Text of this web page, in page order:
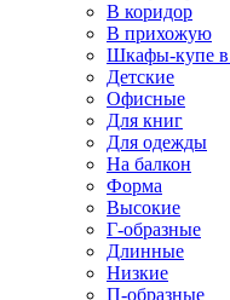
В коридор
В прихожую
Шкафы-купе в
Детские
Офисные
Для книг
Для одежды
На балкон
Форма
Высокие
Г-образные
Длинные
Низкие
П-образные